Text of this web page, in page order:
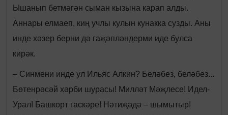
Ышанып бетмәгән сыман кызына карап алды.
Аннары елмаеп, киң учлы кулын кунакка сузды. Аны
инде хәзер берни дә гаҗәпләндерми иде булса
кирәк.
– Синмени инде ул Ильяс Алкин? Беләбез, беләбез...
Бөтенрәсәй хәрби шурасы! Милләт Мәҗлесе! Идел-
Урал! Башкорт гаскәре! Нәтиҗәдә – шымытыр!